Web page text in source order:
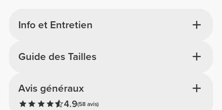
Info et Entretien
Avis généraux
4.9(58 avis)
Guide des Tailles